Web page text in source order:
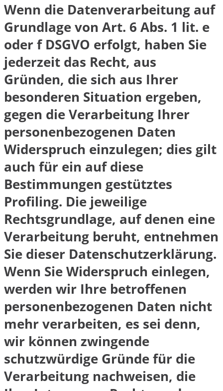
Wenn die Datenverarbeitung auf
Grundlage von Art. 6 Abs. 1 lit. e
oder f DSGVO erfolgt, haben Sie
jederzeit das Recht, aus
Gründen, die sich aus Ihrer
besonderen Situation ergeben,
gegen die Verarbeitung Ihrer
personenbezogenen Daten
Widerspruch einzulegen; dies gilt
auch für ein auf diese
Bestimmungen gestütztes
Profiling. Die jeweilige
Rechtsgrundlage, auf denen eine
Verarbeitung beruht, entnehmen
Sie dieser Datenschutzerklärung.
Wenn Sie Widerspruch einlegen,
werden wir Ihre betroffenen
personenbezogenen Daten nicht
mehr verarbeiten, es sei denn,
wir können zwingende
schutzwürdige Gründe für die
Verarbeitung nachweisen, die